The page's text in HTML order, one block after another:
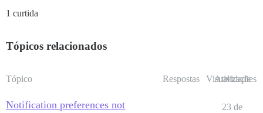
1 curtida
Tópicos relacionados
Tópico Respostas Visualizações
Atividade
Notification preferences not
23 de